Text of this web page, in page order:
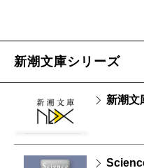
新潮文庫シリーズ
新潮文